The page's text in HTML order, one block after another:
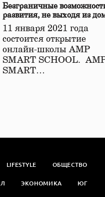
Безграничные
развития, не выходя из
11 января 2021 года
состоится открытие
онлайн-школы АМР
SMART SCHOOL.
SMART…
LIFESTYLE ОБЩЕСТВО
ЭКОНОМИКА ЮГ